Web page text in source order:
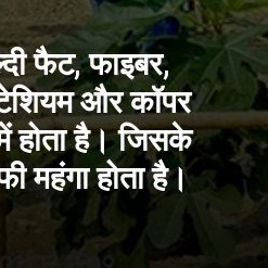
फैट, फाइबर,
और कॉपर
होता है। जिसके
महंगा होता है।